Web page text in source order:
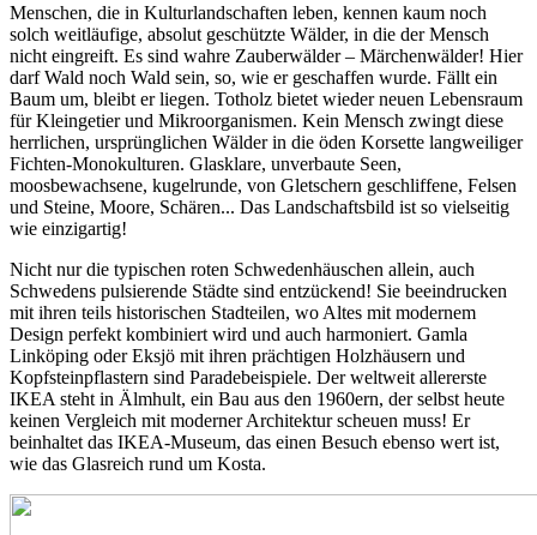
Menschen, die in Kulturlandschaften leben, kennen kaum noch
solch weitläufige, absolut geschützte Wälder, in die der Mensch
nicht eingreift. Es sind wahre Zauberwälder – Märchenwälder! Hier
darf Wald noch Wald sein, so, wie er geschaffen wurde. Fällt ein
Baum um, bleibt er liegen. Totholz bietet wieder neuen Lebensraum
für Kleingetier und Mikroorganismen. Kein Mensch zwingt diese
herrlichen, ursprünglichen Wälder in die öden Korsette langweiliger
Fichten-Monokulturen. Glasklare, unverbaute Seen,
moosbewachsene, kugelrunde, von Gletschern geschliffene, Felsen
und Steine, Moore, Schären... Das Landschaftsbild ist so vielseitig
wie einzigartig!
Nicht nur die typischen roten Schwedenhäuschen allein, auch
Schwedens pulsierende Städte sind entzückend! Sie beeindrucken
mit ihren teils historischen Stadteilen, wo Altes mit modernem
Design perfekt kombiniert wird und auch harmoniert. Gamla
Linköping oder Eksjö mit ihren prächtigen Holzhäusern und
Kopfsteinpflastern sind Paradebeispiele. Der weltweit allererste
IKEA steht in Älmhult, ein Bau aus den 1960ern, der selbst heute
keinen Vergleich mit moderner Architektur scheuen muss! Er
beinhaltet das IKEA-Museum, das einen Besuch ebenso wert ist,
wie das Glasreich rund um Kosta.